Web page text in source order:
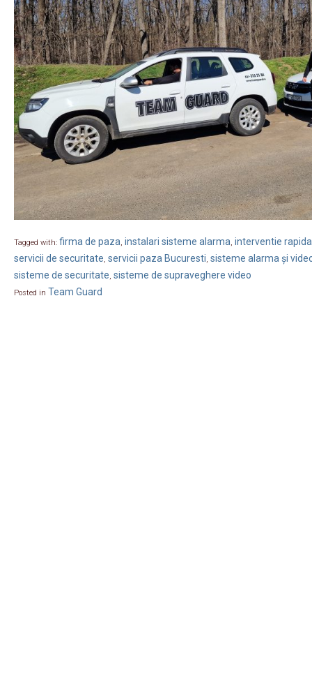
Tagged with: firma de paza, instalari sisteme alarma, interventie rapida
servicii de securitate, servicii paza Bucuresti, sisteme alarma și
sisteme de securitate, sisteme de supraveghere video
Posted in Team Guard